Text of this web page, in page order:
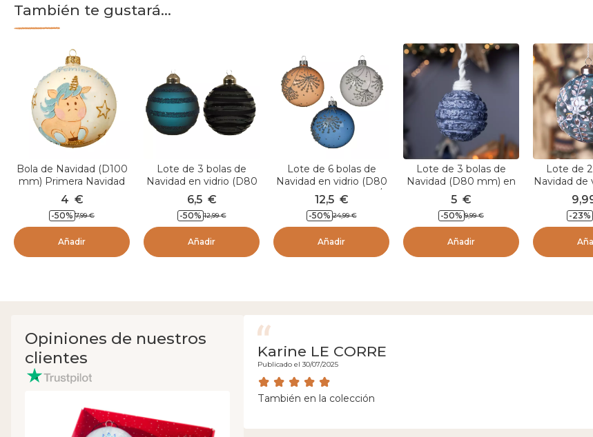
También te gustará...
Bola de Navidad (D100
mm) Primera Navidad
en vidrio Jolly
4 €
-50% 7,99 €
Añadir
Lote de 3 bolas de
Navidad en vidrio (D80
mm) Linta Azul noche
6,5 €
-50% 12,99 €
Añadir
Lote de 6 bolas de
Navidad en vidrio (D80
mm) Adelice Blanco/
Camel/ Azul noche
12,5 €
-50% 24,99 €
Añadir
Lote de 3 bolas de
Navidad (D80 mm) en
vidrio Silva Azul noche
5 €
-50% 9,99 €
Añadir
Lote de
Navidad de
mm)
Azul
-23%
Opiniones de nuestros
clientes
Karine LE CORRE
Publicado el 30/07/2025
También en la colección